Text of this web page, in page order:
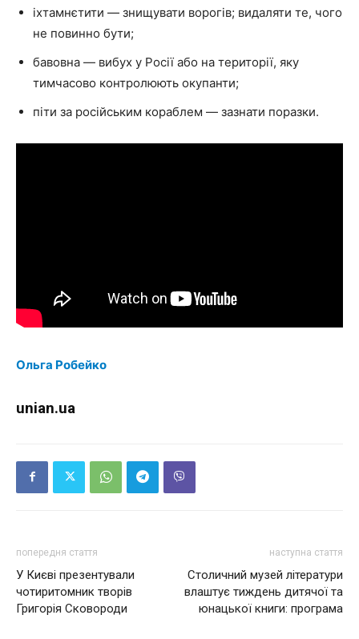
іхтамнєтити — знищувати ворогів; видаляти те, чого
не повинно бути;
бавовна — вибух у Росії або на території, яку
тимчасово контролюють окупанти;
піти за російським кораблем — зазнати поразки.
Ольга Робейко
unian.ua
попередня стаття
У Києві презентували
чотиритомник творів
Григорія Сковороди
наступна стаття
Столичний музей літератури
влаштує тиждень дитячої та
юнацької книги: програма